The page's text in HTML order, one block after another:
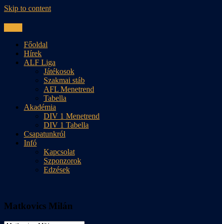
Skip to content
Főoldal
Hírek
ALF Liga
Játékosok
Szakmai stáb
AFL Menetrend
Tabella
Akadémia
DIV 1 Menetrend
DIV 1 Tabella
Csapatunkról
Infó
Kapcsolat
Szponzorok
Edzések
Matkovics Milán